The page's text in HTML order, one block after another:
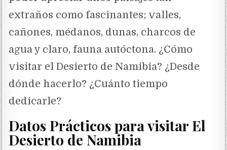
extraños como fascinantes; valles,
cañones, médanos, dunas, charcos de
agua y claro, fauna autóctona. ¿Cómo
visitar el Desierto de Namibia? ¿Desde
dónde hacerlo? ¿Cuánto tiempo
dedicarle?
Datos Prácticos para visitar El
Desierto de Namibia